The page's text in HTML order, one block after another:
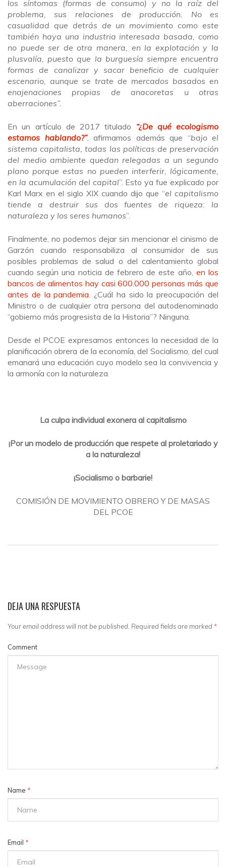
los síntomas (formas de consumo) y no la raíz del
problema, sus relaciones de producción. No es
casualidad que detrás de un movimiento como este
también haya una industria interesada basada, como
no puede ser de otra manera, en la explotación y la
plusvalía, puesto que la burguesía siempre encuentra
formas de canalizar y sacar beneficio de cualquier
escenario, aunque se trate de mercados basados en
enajenaciones propias de anacoretas u otras
aberraciones”.
En un artículo de 2017 titulado “¿De qué ecologismo
estamos hablando?”, afirmamos además que “bajo el
sistema capitalista, todas las políticas de preservación
del medio ambiente quedan relegadas a un segundo
plano porque estas no pueden interferir, lógicamente,
en la acumulación del capital”. Esto ya fue explicado por
Karl Marx en el siglo XIX cuando dijo que “el capitalismo
tiende a destruir sus dos fuentes de riqueza: la
naturaleza y los seres humanos”.
Finalmente, no podemos dejar sin mencionar el cinismo de
Garzón cuando responsabiliza al consumidor de sus
posibles problemas de salud o del calentamiento global
cuando según una noticia de febrero de este año, en los
bancos de alimentos hay casi 600.000 personas más que
antes de la pandemia . ¿Cuál ha sido la preocupación del
Ministro o de cualquier otra persona del autodenominado
“gobierno más progresista de la Historia”? Ninguna.
Desde el PCOE expresamos entonces la necesidad de la
planificación obrera de la economía, del Socialismo, del cual
emanará una educación cuyo modelo sea la convivencia y
la armonía con la naturaleza.
La culpa individual exonera al capitalismo
¡Por un modelo de producción que respete al proletariado y
a la naturaleza!
¡Socialismo o barbarie!
COMISIÓN DE MOVIMIENTO OBRERO Y DE MASAS
DEL PCOE
DEJA UNA RESPUESTA
Your email address will not be published. Required fields are marked *
Comment
Name *
Email *